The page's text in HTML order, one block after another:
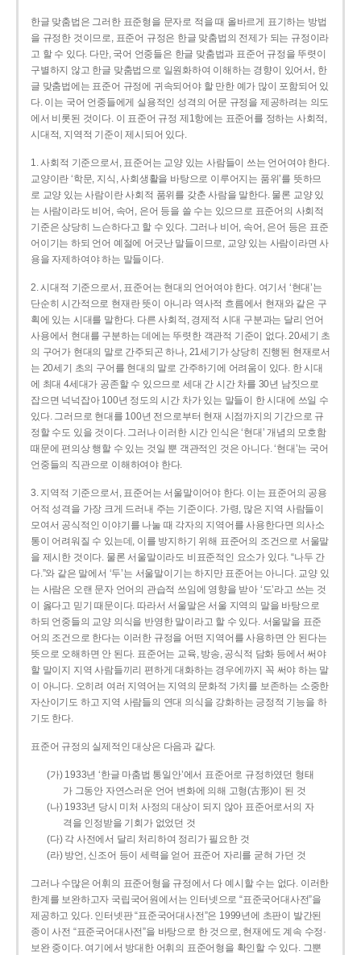
한글 맞춤법은 그러한 표준형을 문자로 적을 때 올바르게 표기하는 방법
을 규정한 것이므로, 표준어 규정은 한글 맞춤법의 전제가 되는 규정이라
고 할 수 있다. 다만, 국어 언중들은 한글 맞춤법과 표준어 규정을 뚜렷이
구별하지 않고 한글 맞춤법으로 일원화하여 이해하는 경향이 있어서, 한
글 맞춤법에는 표준어 규정에 귀속되어야 할 만한 예가 많이 포함되어 있
다. 이는 국어 언중들에게 실용적인 성격의 어문 규정을 제공하려는 의도
에서 비롯된 것이다. 이 표준어 규정 제1항에는 표준어를 정하는 사회적,
시대적, 지역적 기준이 제시되어 있다.
1. 사회적 기준으로서, 표준어는 교양 있는 사람들이 쓰는 언어여야 한다.
교양이란 ‘학문, 지식, 사회생활을 바탕으로 이루어지는 품위’를 뜻하므
로 교양 있는 사람이란 사회적 품위를 갖춘 사람을 말한다. 물론 교양 있
는 사람이라도 비어, 속어, 은어 등을 쓸 수는 있으므로 표준어의 사회적
기준은 상당히 느슨하다고 할 수 있다. 그러나 비어, 속어, 은어 등은 표준
어이기는 하되 언어 예절에 어긋난 말들이므로, 교양 있는 사람이라면 사
용을 자제하여야 하는 말들이다.
2. 시대적 기준으로서, 표준어는 현대의 언어여야 한다. 여기서 ‘현대’는
단순히 시간적으로 현재란 뜻이 아니라 역사적 흐름에서 현재와 같은 구
획에 있는 시대를 말한다. 다른 사회적, 경제적 시대 구분과는 달리 언어
사용에서 현대를 구분하는 데에는 뚜렷한 객관적 기준이 없다. 20세기 초
의 구어가 현대의 말로 간주되곤 하나, 21세기가 상당히 진행된 현재로서
는 20세기 초의 구어를 현대의 말로 간주하기에 어려움이 있다. 한 시대
에 최대 4세대가 공존할 수 있으므로 세대 간 시간 차를 30년 남짓으로
잡으면 넉넉잡아 100년 정도의 시간 차가 있는 말들이 한 시대에 쓰일 수
있다. 그러므로 현대를 100년 전으로부터 현재 시점까지의 기간으로 규
정할 수도 있을 것이다. 그러나 이러한 시간 인식은 ‘현대’ 개념의 모호함
때문에 편의상 행할 수 있는 것일 뿐 객관적인 것은 아니다. ‘현대’는 국어
언중들의 직관으로 이해하여야 한다.
3. 지역적 기준으로서, 표준어는 서울말이어야 한다. 이는 표준어의 공용
어적 성격을 가장 크게 드러내 주는 기준이다. 가령, 많은 지역 사람들이
모여서 공식적인 이야기를 나눌 때 각자의 지역어를 사용한다면 의사소
통이 어려워질 수 있는데, 이를 방지하기 위해 표준어의 조건으로 서울말
을 제시한 것이다. 물론 서울말이라도 비표준적인 요소가 있다. “나두 간
다.”와 같은 말에서 ‘두’는 서울말이기는 하지만 표준어는 아니다. 교양 있
는 사람은 오랜 문자 언어의 관습적 쓰임에 영향을 받아 ‘도’라고 쓰는 것
이 옳다고 믿기 때문이다. 따라서 서울말은 서울 지역의 말을 바탕으로
하되 언중들의 교양 의식을 반영한 말이라고 할 수 있다. 서울말을 표준
어의 조건으로 한다는 이러한 규정을 어떤 지역어를 사용하면 안 된다는
뜻으로 오해하면 안 된다. 표준어는 교육, 방송, 공식적 담화 등에서 써야
할 말이지 지역 사람들끼리 편하게 대화하는 경우에까지 꼭 써야 하는 말
이 아니다. 오히려 여러 지역어는 지역의 문화적 가치를 보존하는 소중한
자산이기도 하고 지역 사람들의 연대 의식을 강화하는 긍정적 기능을 하
기도 한다.
표준어 규정의 실제적인 대상은 다음과 같다.
(가) 1933년 ‘한글 마춤법 통일안’에서 표준어로 규정하였던 형태
가 그동안 자연스러운 언어 변화에 의해 고형(古形)이 된 것
(나) 1933년 당시 미처 사정의 대상이 되지 않아 표준어로서의 자
격을 인정받을 기회가 없었던 것
(다) 각 사전에서 달리 처리하여 정리가 필요한 것
(라) 방언, 신조어 등이 세력을 얻어 표준어 자리를 굳혀 가던 것
그러나 수많은 어휘의 표준어형을 규정에서 다 예시할 수는 없다. 이러한
한계를 보완하고자 국립국어원에서는 인터넷으로 “표준국어대사전”을
제공하고 있다. 인터넷판 “표준국어대사전”은 1999년에 초판이 발간된
종이 사전 “표준국어대사전”을 바탕으로 한 것으로, 현재에도 계속 수정·
보완 중이다. 여기에서 방대한 어휘의 표준어형을 확인할 수 있다. 그뿐